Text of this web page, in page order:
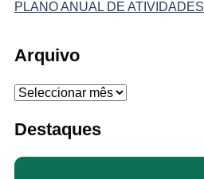
PLANO ANUAL DE ATIVIDADES
Arquivo
Arquivo
Destaques